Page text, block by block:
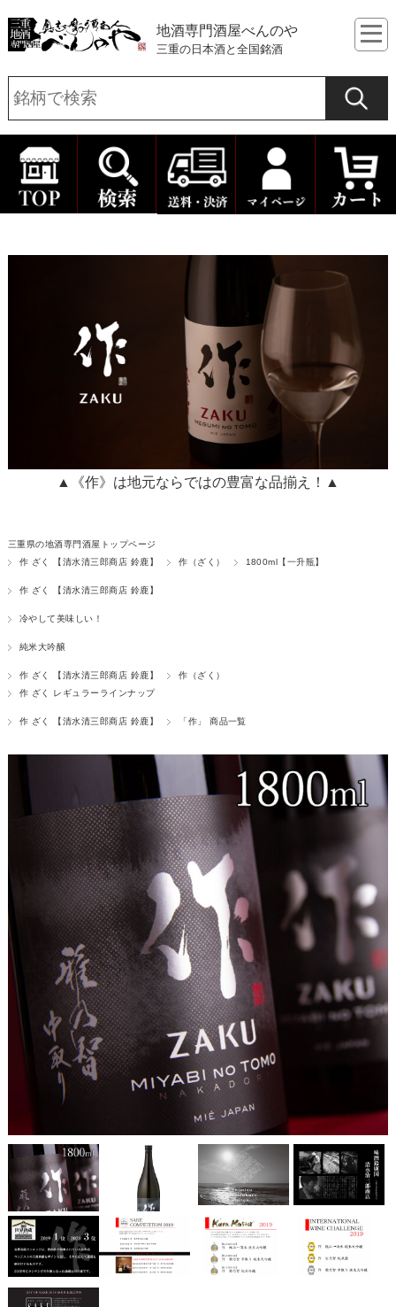
地酒専門酒屋べんのや
三重の日本酒と全国銘酒
▲《作》は地元ならではの豊富な品揃え！▲
三重県の地酒専門酒屋トップページ
作 ざく 【清水清三郎商店 鈴鹿】
作（ざく） 1800ml【一升瓶】
作 ざく 【清水清三郎商店 鈴鹿】
冷やして美味しい！
純米大吟醸
作 ざく 【清水清三郎商店 鈴鹿】
作（ざく）
作 ざく レギュラーラインナップ
作 ざく 【清水清三郎商店 鈴鹿】 「作」 商品一覧